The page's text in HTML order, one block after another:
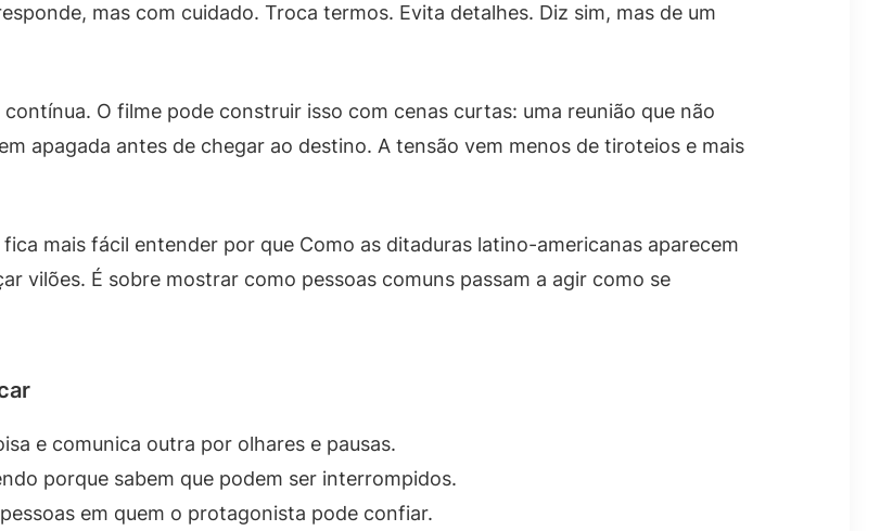
mas com cuidado. Troca termos. Evita detalhes. Diz sim, mas de um
O filme pode construir isso com cenas curtas: uma reunião que não
apagada antes de chegar ao destino. A tensão vem menos de tiroteios e mais
mais fácil entender por que Como as ditaduras latino-americanas aparecem
vilões. É sobre mostrar como pessoas comuns passam a agir como se
e comunica outra por olhares e pausas.
porque sabem que podem ser interrompidos.
em quem o protagonista pode confiar.